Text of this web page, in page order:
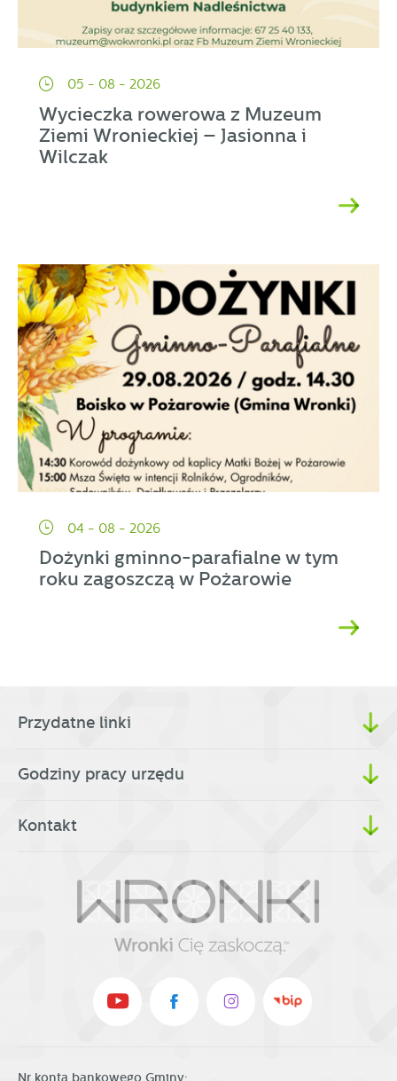
05 - 08 - 2026
Wycieczka rowerowa z Muzeum
Ziemi Wronieckiej – Jasionna i
Wilczak
04 - 08 - 2026
Dożynki gminno-parafialne w tym
roku zagoszczą w Pożarowie
Przydatne linki
Godziny pracy urzędu
Kontakt
Nr konta bankowego Gminy: